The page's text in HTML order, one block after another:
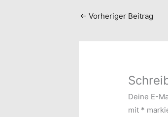
← Vorheriger Beitrag
Deine E-
mit *